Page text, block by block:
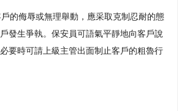
的侮辱或無理舉動，應采取克制忍耐的態
發生爭執。保安員可語氣平靜地向客戶說
要時可請上級主管出面制止客戶的粗魯行